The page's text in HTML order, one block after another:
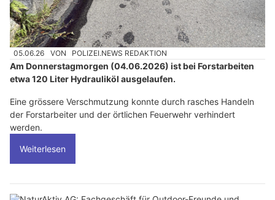
05.06.26 VON POLIZEI.NEWS REDAKTION
Am Donnerstagmorgen (04.06.2026) ist bei Forstarbeiten
etwa 120 Liter Hydrauliköl ausgelaufen.
Eine grössere Verschmutzung konnte durch rasches Handeln
der Forstarbeiter und der örtlichen Feuerwehr verhindert
werden.
Weiterlesen